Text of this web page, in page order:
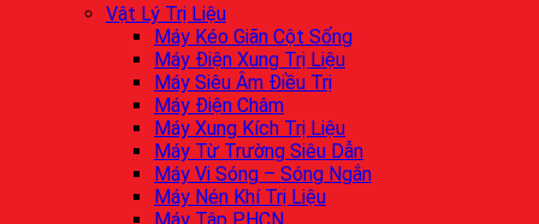
Vật Lý Trị Liệu
Máy Kéo Giãn Cột Sống
Máy Điện Xung Trị Liệu
Máy Siêu Âm Điều Trị
Máy Điện Châm
Máy Xung Kích Trị Liệu
Máy Từ Trường Siêu Dẫn
Máy Vi Sóng – Sóng Ngắn
Máy Nén Khí Trị Liệu
Máy Tập PHCN